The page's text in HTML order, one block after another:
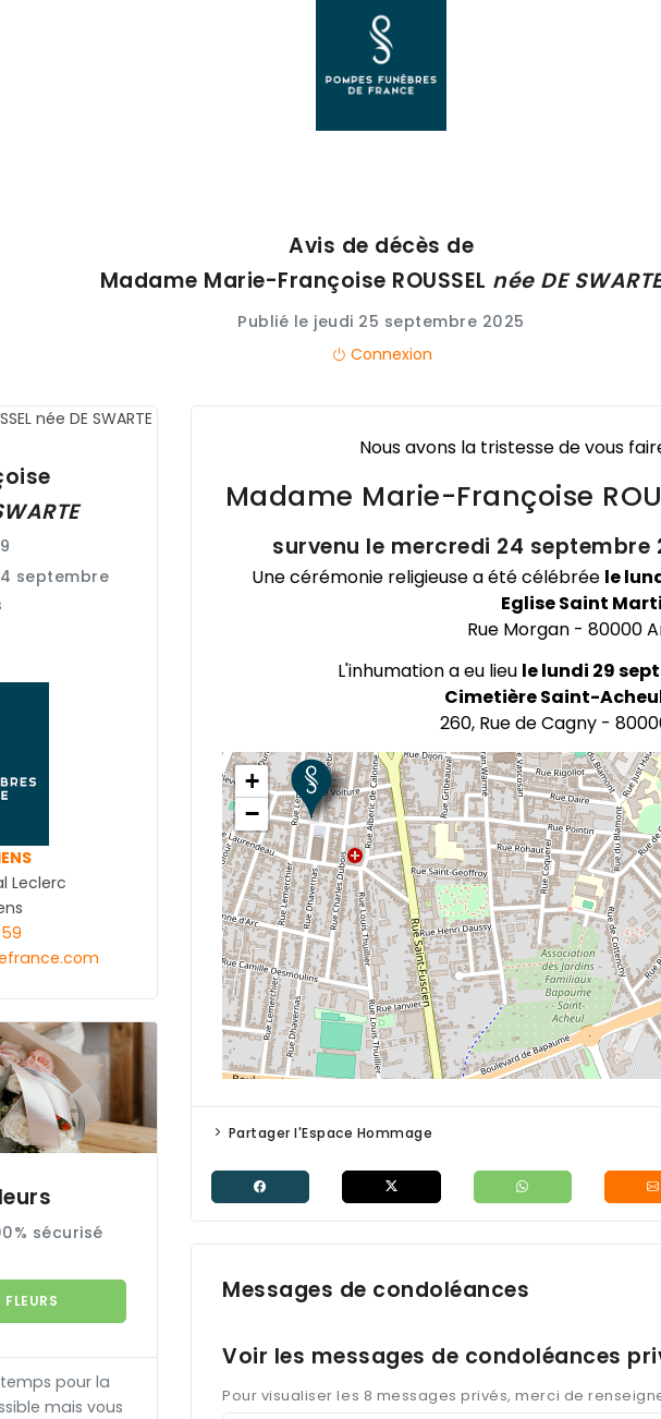
Avis de décès de
Madame Marie-Françoise ROUSSEL née DE
Publié le jeudi 25 septembre 2025
Connexion
septembre
Leclerc
sécurisé
FLEURS
pour la
mais vous
Nous avons la tristesse de vous
Madame Marie-Françoise
survenu le mercredi 24 septembre
Une cérémonie religieuse a été célébrée le
Eglise Saint
Rue Morgan - 80000
L'inhumation a eu lieu le lundi 29
Cimetière Saint-
260, Rue de Cagny -
+
−
Partager l'Espace Hommage
Messages de condoléances
Voir les messages de condoléances
Pour visualiser les 8 messages privés, merci de